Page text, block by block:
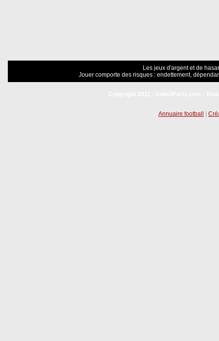
Les jeux d'argent et de
Jouer comporte des risques : endettement,
Annuaire football